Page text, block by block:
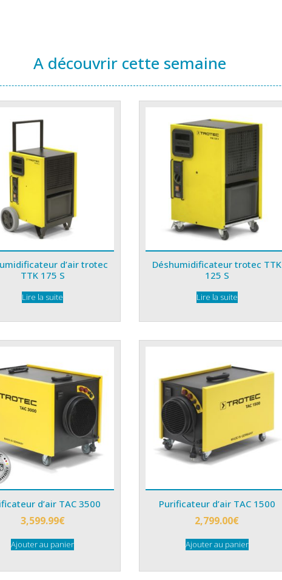
A découvrir cette semaine
d’air trotec
TTK 175 S
Lire la suite
Déshumidificateur trotec TTK
125 S
Lire la suite
d’air TAC 3500
3,599.99€
Ajouter au panier
Purificateur d’air TAC 1500
2,799.00€
Ajouter au panier